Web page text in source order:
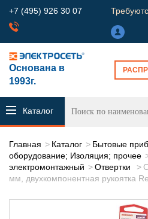
+7 (495) 926 30 07
Основана в
1993г.
Каталог
Главная Каталог
Бытовые
оборудование; Изоляция; прочее
электромонтажный
Отвертки
мм, двухкомпонентная рукоятка